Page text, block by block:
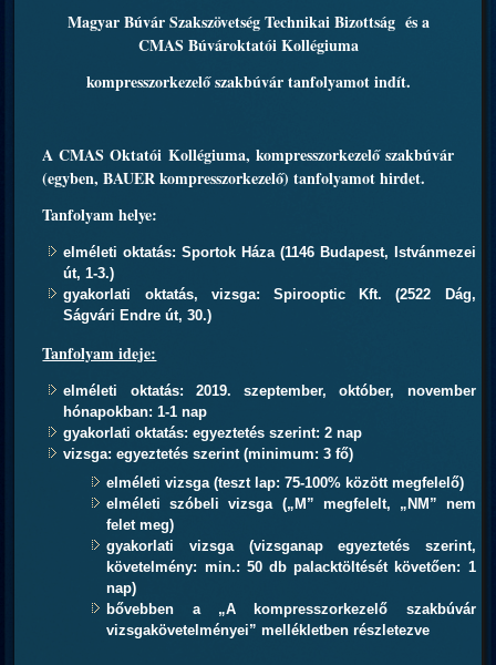
Magyar Búvár Szakszövetség Technikai Bizottság és a
CMAS Búvároktatói Kollégiuma
kompresszorkezelő szakbúvár tanfolyamot indít.
A CMAS Oktatói Kollégiuma, kompresszorkezelő szakbúvár
(egyben, BAUER kompresszorkezelő) tanfolyamot hirdet.
Tanfolyam helye:
elméleti oktatás: Sportok Háza (1146 Budapest, Istvánmezei
út, 1-3.)
gyakorlati oktatás, vizsga: Spirooptic Kft. (2522 Dág,
Ságvári Endre út, 30.)
Tanfolyam ideje:
elméleti oktatás: 2019. szeptember, október, november
hónapokban: 1-1 nap
gyakorlati oktatás: egyeztetés szerint: 2 nap
vizsga: egyeztetés szerint (minimum: 3 fő)
elméleti vizsga (teszt lap: 75-100% között megfelelő)
elméleti szóbeli vizsga („M” megfelelt, „NM” nem
felet meg)
gyakorlati vizsga (vizsganap egyeztetés szerint,
követelmény: min.: 50 db palacktöltését követően: 1
nap)
bővebben a „A kompresszorkezelő szakbúvár
vizsgakövetelményei” mellékletben részletezve